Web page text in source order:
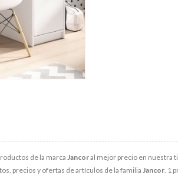
de la marca Jancoral mejor precio en nuestra
precios y ofertas de artículos de la familia Jancor. 1